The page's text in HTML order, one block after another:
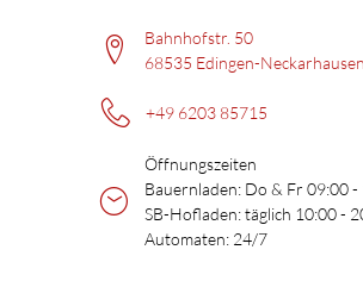
Bahnhofstr. 50
68535 Edingen-Neckarhausen
+49 6203 85715
Öffnungszeiten
Bauernladen: Do & Fr 09:00
SB-Hofladen: täglich 10:00 -
Automaten: 24/7